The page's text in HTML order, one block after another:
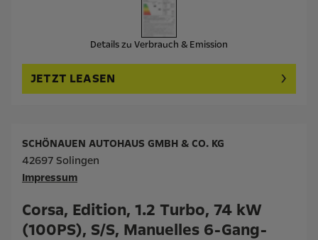
Details zu Verbrauch & Emission
JETZT LEASEN
Corsa, Edition, 1.2 Turbo, 74 kW
(100PS), S/S, Manuelles 6-Gang-
SCHÖNAUEN AUTOHAUS GMBH & CO. KG
42697 Solingen
Impressum